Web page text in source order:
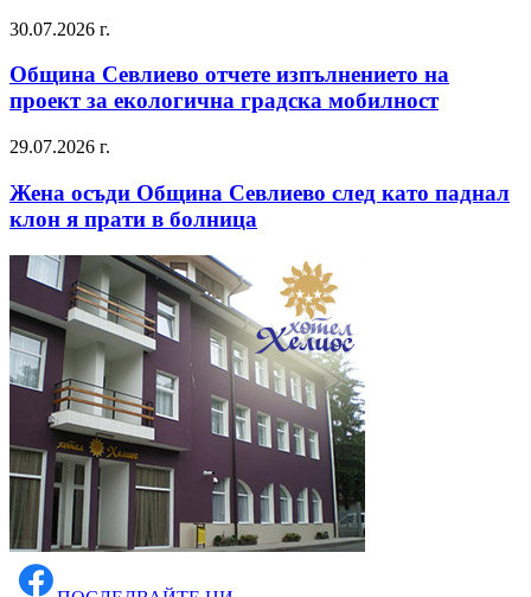
30.07.2026 г.
Община Севлиево отчете изпълнението на
проект за екологична градска мобилност
29.07.2026 г.
Жена осъди Община Севлиево след като паднал
клон я прати в болница